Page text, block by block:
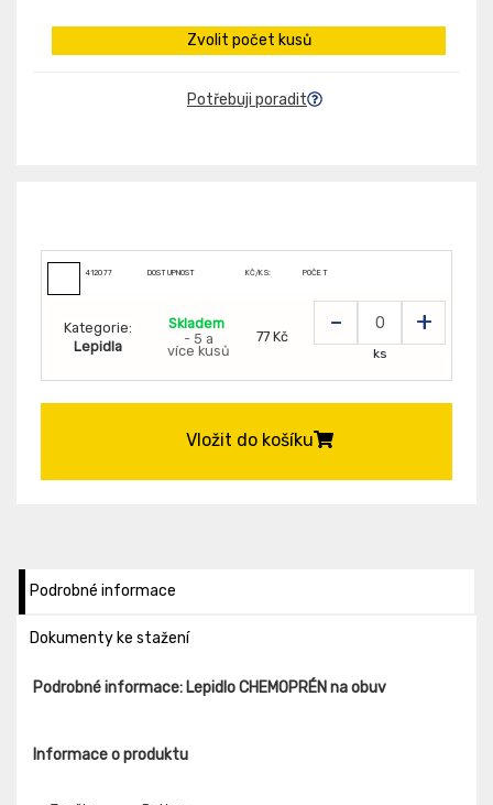
Zvolit počet kusů
Potřebuji poradit
412077 DOSTUPNOST KČ/KS: POČET
Kategorie:
Lepidla
Skladem
- 5 a
více kusů
77 Kč - +
ks
Vložit do košíku
Podrobné informace
Dokumenty ke stažení
Podrobné informace: Lepidlo CHEMOPRÉN na obuv
Informace o produktu